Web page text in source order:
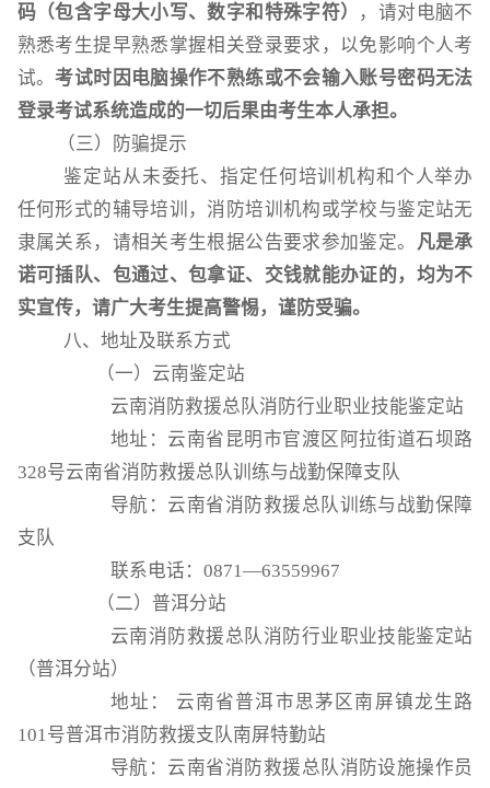
码（包含字母大小写、数字和特殊字符）
，请对电脑不
熟悉考生提早熟悉掌握相关登录要求，以免影响个人考
试。考试时因电脑操作不熟练或不会输入账号密码无法
登录考试系统造成的一切后果由考生本人承担。
（三）防骗提示
鉴定站从未委托、指定任何培训机构和个人举办
任何形式的辅导培训，消防培训机构或学校与鉴定站无
隶属关系，请相关考生根据公告要求参加鉴定。
凡是承
诺可插队、包通过、包拿证、交钱就能办证的，均为不
实宣传，请广大考生提高警惕，谨防受骗。
八、地址及联系方式
（一）云南鉴定站
云南消防救援总队消防行业职业技能鉴定站
地址：云南省昆明市官渡区阿拉街道石坝路
328号云南省消防救援总队训练与战勤保障支队
导航：云南省消防救援总队训练与战勤保障
支队
联系电话：0871—63559967
（二）普洱分站
云南消防救援总队消防行业职业技能鉴定站
（普洱分站）
地址：
云南省普洱市思茅区南屏镇龙生路
101号普洱市消防救援支队南屏特勤站
导航：云南省消防救援总队消防设施操作员